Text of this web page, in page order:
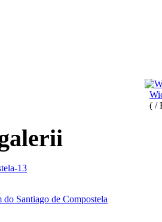
( /
do Santiago de Compostela